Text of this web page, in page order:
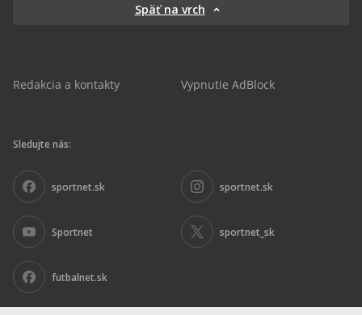
Späť na vrch
Redakcia a kontakty Vypnutie AdBlock
Sledujte nás:
sportnet.sk sportnet.sk
Sportnet sportnet_sk
futbalnet.sk